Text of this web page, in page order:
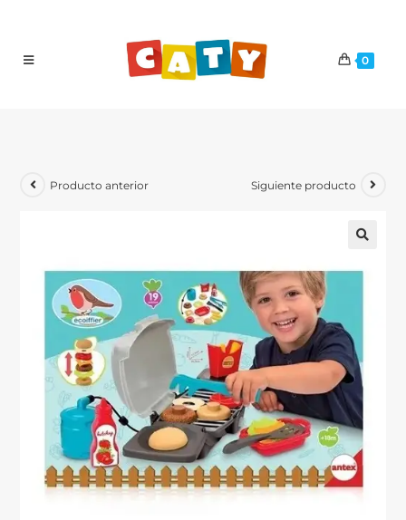
0
Producto anterior Siguiente producto